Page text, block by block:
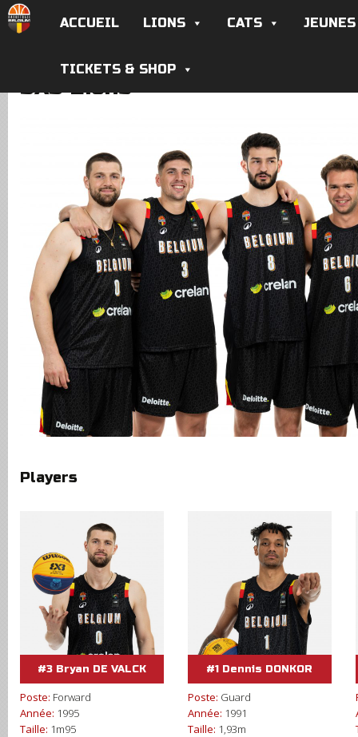
ACCUEIL LIONS CATS JEUNES
TICKETS & SHOP
3X3 Lions
Players
#3 Bryan DE VALCK
Poste: Forward
Année: 1995
Taille: 1m95
#1 Dennis DONKOR
Poste: Guard
Année: 1991
Taille: 1,93m